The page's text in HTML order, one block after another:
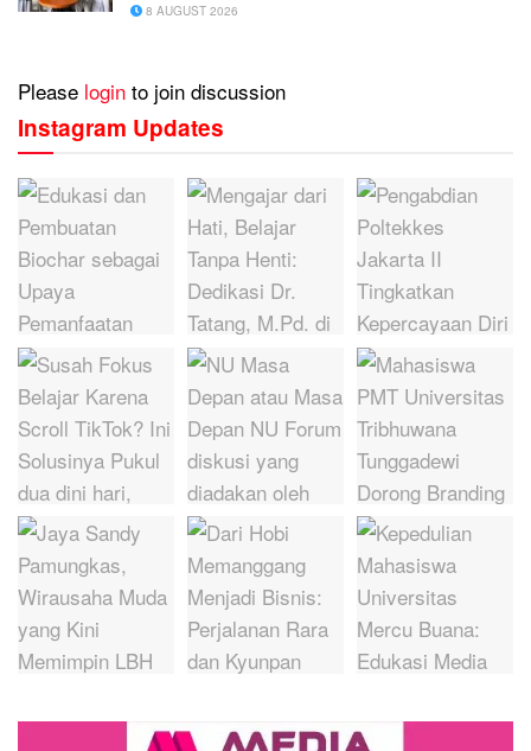
8 AUGUST 2026
Please login to join discussion
Instagram Updates